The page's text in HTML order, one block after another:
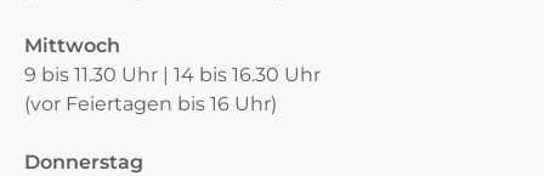
Mittwoch
9 bis 11.30 Uhr | 14 bis 16.30 Uhr
(vor Feiertagen bis 16 Uhr)
Donnerstag